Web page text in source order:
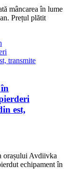
mâncarea în lume
Prețul plătit
est,
orașului Avdiivka
echipament în